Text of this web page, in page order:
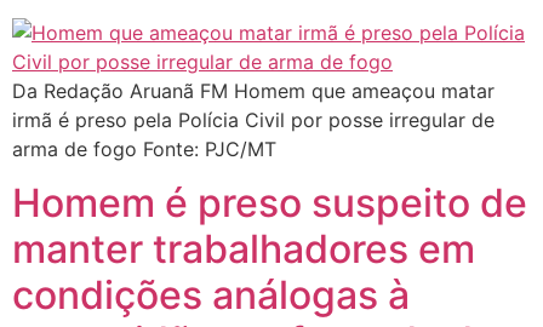
Da Redação Aruanã FM Homem que ameaçou matar
irmã é preso pela Polícia Civil por posse irregular de
arma de fogo Fonte: PJC/MT
Homem é preso suspeito de
manter trabalhadores em
condições análogas à